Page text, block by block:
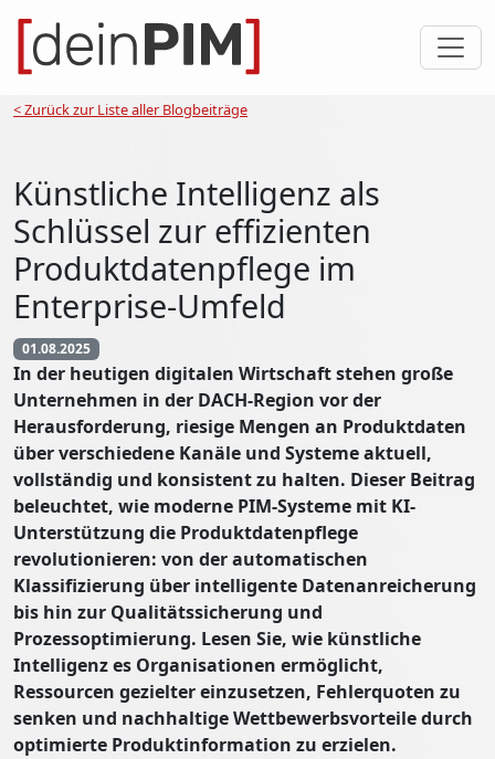
< Zurück zur Liste aller Blogbeiträge
Künstliche Intelligenz als
Schlüssel zur effizienten
Produktdatenpflege im
Enterprise-Umfeld
01.08.2025
In der heutigen digitalen Wirtschaft stehen große
Unternehmen in der DACH-Region vor der
Herausforderung, riesige Mengen an Produktdaten
über verschiedene Kanäle und Systeme aktuell,
vollständig und konsistent zu halten. Dieser Beitrag
beleuchtet, wie moderne PIM-Systeme mit KI-
Unterstützung die Produktdatenpflege
revolutionieren: von der automatischen
Klassifizierung über intelligente Datenanreicherung
bis hin zur Qualitätssicherung und
Prozessoptimierung. Lesen Sie, wie künstliche
Intelligenz es Organisationen ermöglicht,
Ressourcen gezielter einzusetzen, Fehlerquoten zu
senken und nachhaltige Wettbewerbsvorteile durch
optimierte Produktinformation zu erzielen.